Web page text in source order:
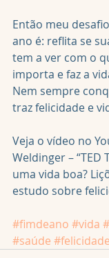
Então meu
ano é: reflita se
tem a ver com o
importa e faz a
Nem sempre
traz felicidade e
Veja o vídeo no
Weldinger – “TED
uma vida boa?
estudo sobre
#fimdeano #vida
#saúde #felicidade